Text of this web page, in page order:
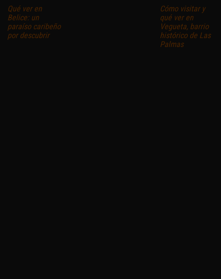
Qué ver en
Belice: un
paraíso caribeño
por descubrir
Cómo visitar y
qué ver en
Vegueta, barrio
histórico de Las
Palmas